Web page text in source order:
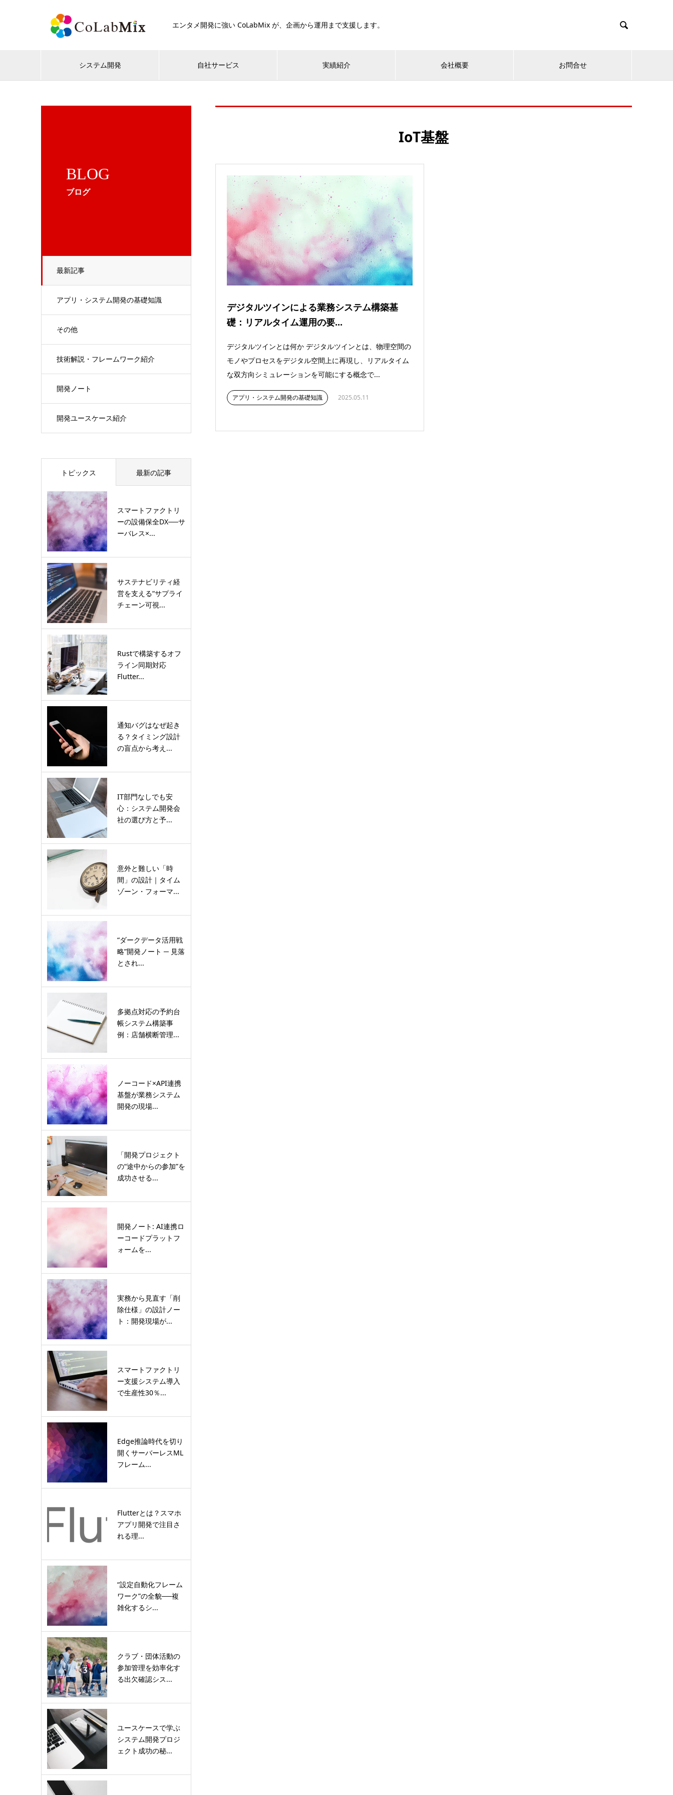
エンタメ開発に強い CoLabMix が、企画から運用まで支援します。 
システム開発 自社サービス 実績紹介 会社概要 お問合せ
BLOG
ブログ
最新記事
アプリ・システム開発の基礎知識
その他
技術解説・フレームワーク紹介
開発ノート
開発ユースケース紹介
IoT基盤
デジタルツインによる業務システム構築基
礎：リアルタイム運用の要...
デジタルツインとは何か デジタルツインとは、物理空間の
モノやプロセスをデジタル空間上に再現し、リアルタイム
な双方向シミュレーションを可能にする概念で...
アプリ・システム開発の基礎知識 2025.05.11
トピックス 最新の記事
スマートファクトリ
ーの設備保全DX──サ
ーバレス×...
サステナビリティ経
営を支える“サプライ
チェーン可視...
Rustで構築するオフ
ライン同期対応
Flutter...
通知バグはなぜ起き
る？タイミング設計
の盲点から考え...
IT部門なしでも安
心：システム開発会
社の選び方と予...
意外と難しい「時
間」の設計｜タイム
ゾーン・フォーマ...
“ダークデータ活用戦
略”開発ノート ─ 見落
とされ...
多拠点対応の予約台
帳システム構築事
例：店舗横断管理...
ノーコード×API連携
基盤が業務システム
開発の現場...
「開発プロジェクト
の“途中からの参加”を
成功させる...
開発ノート: AI連携ロ
ーコードプラットフ
ォームを...
実務から見直す「削
除仕様」の設計ノー
ト：開発現場が...
スマートファクトリ
ー支援システム導入
で生産性30％...
Edge推論時代を切り
開くサーバーレスML
フレーム...
Flutterとは？スマホ
アプリ開発で注目さ
れる理...
“設定自動化フレーム
ワーク”の全貌──複
雑化するシ...
クラブ・団体活動の
参加管理を効率化す
る出欠確認シス...
ユースケースで学ぶ
システム開発プロジ
ェクト成功の秘...